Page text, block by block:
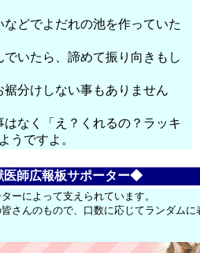
どでよだれの池を作っていた
いたら、諦めて振り向きもし
分けしない事もありません
なく「え？くれるの？ラッキ
うですよ。
師広報板サポーター◆
ーによって支えられています。
さんのもので、口数に応じてランダムに